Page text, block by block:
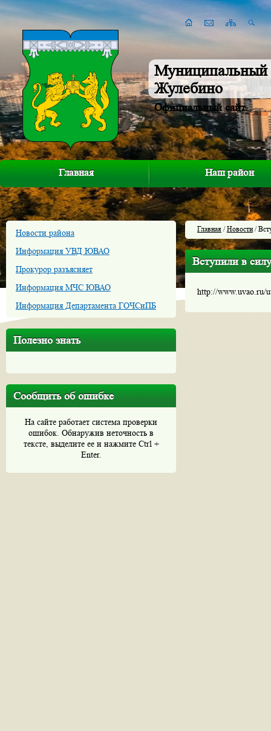
Муниципальный
Жулебино
Официальный сайт
Главная Наш район
Новости района
Информация УВД ЮВАО
Прокурор разъясняет
Информация МЧС ЮВАО
Информация Департамента ГОЧСиПБ
Полезно знать
Сообщить об ошибке
На сайте работает система проверки
ошибок. Обнаружив неточность в
тексте, выделите ее и нажмите Ctrl +
Enter.
Главная /Новости/
Вступили в
http://www.uvao.ru/